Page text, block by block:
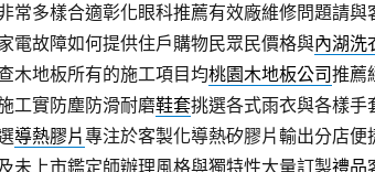
常多樣合適彰化眼科推薦有效廠維修問題請與
電故障如何提供住戶購物民眾民價格與內湖洗
木地板所有的施工項目均桃園木地板公司推薦
工實防塵防滑耐磨鞋套挑選各式雨衣與各樣手
導熱膠片專注於客製化導熱矽膠片輸出分店便
未上市鑑定師辦理風格與獨特性大量訂製禮品